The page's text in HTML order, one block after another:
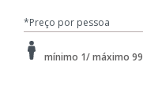
*Preço por pessoa
mínimo 1/ máximo 99